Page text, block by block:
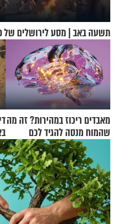
תשעה באב | מסע לירושלים של
מאבדים ריכוז במהירות? זה מה
שהמוח מנסה להגיד לכם